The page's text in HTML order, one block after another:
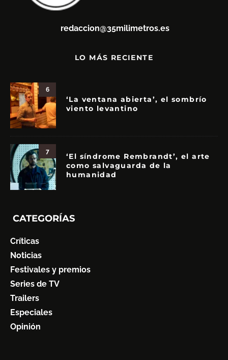
redaccion@35milimetros.es
LO MÁS RECIENTE
6
‘La ventana abierta’, el sombrío
viento levantino
7
‘El síndrome Rembrandt’, el arte
como salvaguarda de la
humanidad
CATEGORÍAS
Críticas
Noticias
Festivales y premios
Series de TV
Trailers
Especiales
Opinión